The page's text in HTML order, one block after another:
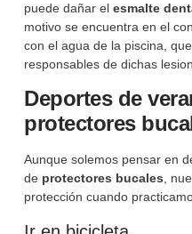
puede dañar elesmalte
motivo se encuentra en el
con el agua de la piscina,
responsables de dichas
Deportes de
protectores
Aunque solemos pensar en
de protectores bucales,
protección cuando